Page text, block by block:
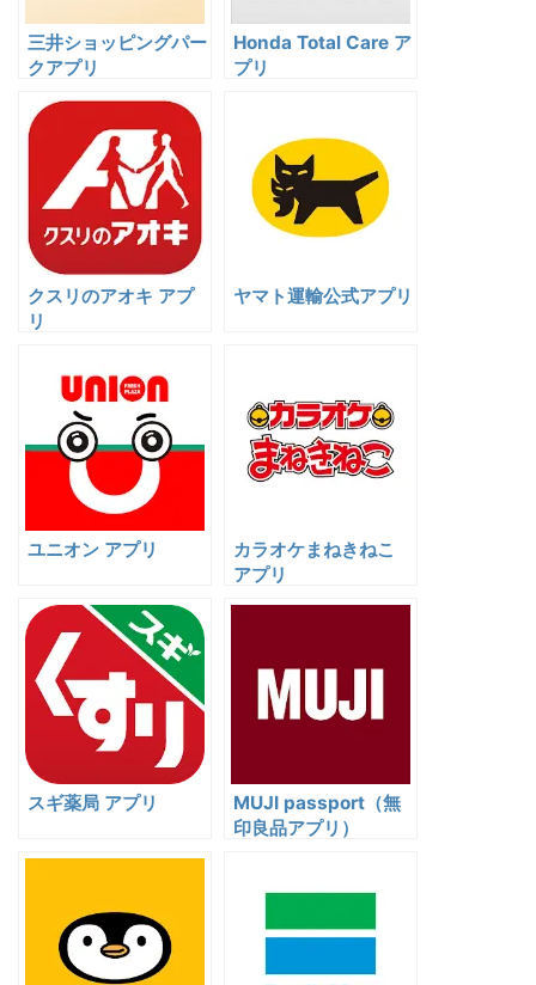
三井ショッピングパー
クアプリ
Honda Total Care ア
プリ
クスリのアオキ アプ
リ
ヤマト運輸公式アプリ
ユニオン アプリ
カラオケまねきねこ
アプリ
スギ薬局 アプリ
MUJI passport（無
印良品アプリ）